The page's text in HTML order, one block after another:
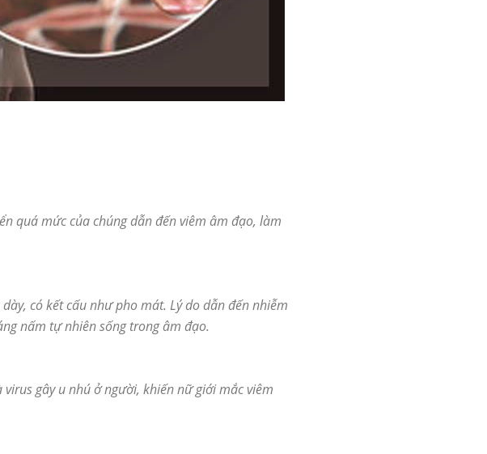
quá mức của chúng dẫn đến viêm âm đạo, làm
có kết cấu như pho mát. Lý do dẫn đến nhiễm
nấm tự nhiên sống trong âm đạo.
gây u nhú ở người, khiến nữ giới mắc viêm